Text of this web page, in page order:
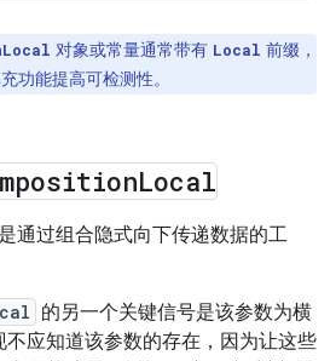
对象或常量通常带有 Local 前缀，
功能提高可检测性。
Local
是通过组合隐式向下传递数据的工
的另一个关键信号是该参数为横
应知道该参数的存在，因为让这些